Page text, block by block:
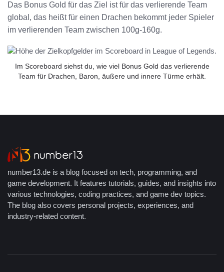
Das Bonus Gold für das Ziel ist für das verlierende Team
global, das heißt für einen Drachen bekommt jeder Spieler
im verlierenden Team zwischen 100g-160g.
Im Scoreboard siehst du, wie viel Bonus Gold das verlierende
Team für Drachen, Baron, äußere und innere Türme erhält.
number13.de is a blog focused on tech, programming, and
game development. It features tutorials, guides, and insights into
various technologies, coding practices, and game dev topics.
The blog also covers personal projects, experiences, and
industry-related content.